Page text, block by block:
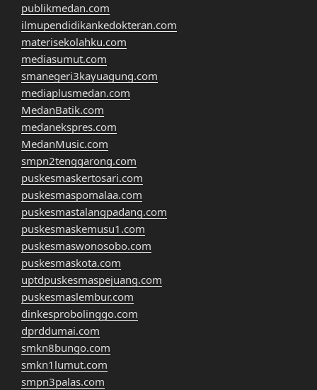
publikmedan.com
ilmupendidikankedokteran.com
materisekolahku.com
mediasumut.com
smanegeri3kayuagung.com
mediaplusmedan.com
MedanBatik.com
medanekspres.com
MedanMusic.com
smpn2tenggarong.com
puskesmaskertosari.com
puskesmaspomalaa.com
puskesmastalangpadang.com
puskesmaskemusu1.com
puskesmaswonosobo.com
puskesmaskota.com
uptdpuskesmaspejuang.com
puskesmaslembur.com
dinkesprobolinggo.com
dprddumai.com
smkn8bungo.com
smkn1lumut.com
smpn3palas.com